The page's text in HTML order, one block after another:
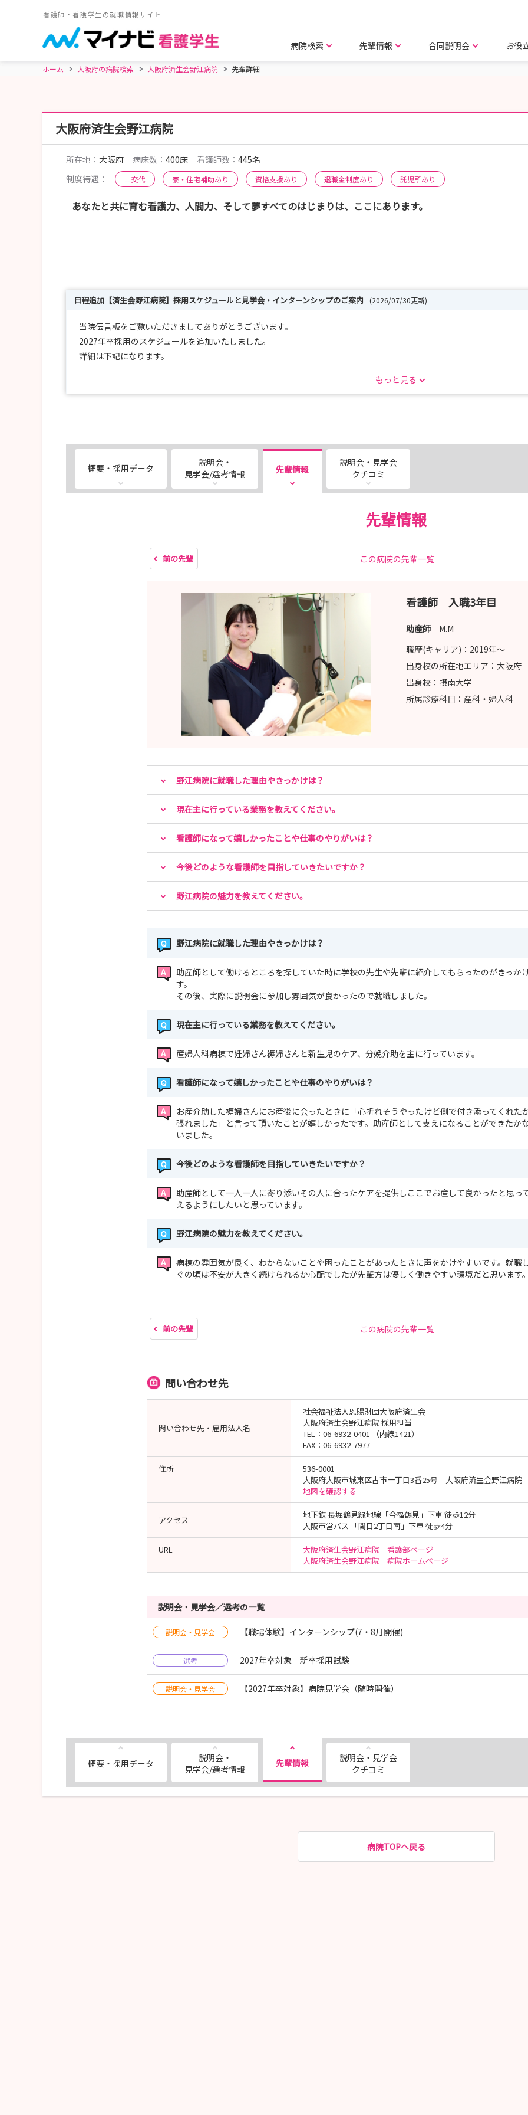
看護師・看護学生の就職情報サイト
病院検索 先輩情報 合同説明会 お役
ホーム 大阪府の病院検索 大阪府済生会野江病院 先輩詳細
大阪府済生会野江病院
所在地： 大阪府 病床数： 400床 看護師数： 445名
制度待遇：
二交代 寮・住宅補助あり 資格支援あり 退職金制度あり 託児所あり
あなたと共に育む看護力、人間力、そして夢すべてのはじまりは、ここにあります。
日程追加【済生会野江病院】採用スケジュールと見学会・インターンシップのご案内 (2026/07/30更新)
当院伝言板をご覧いただきましてありがとうございます。
2027年卒採用のスケジュールを追加いたしました。
詳細は下記になります。
応募締切日：各選考日の前週の水曜日まで
選考方法：個人面接
※当院のホームページよりダウンロードしてご使用ください(A4サイズ2枚)
URL：https://noe.saiseikai.or.jp/data/media/noe_kango/page/nurse/application/rireki_ns.pdf
大阪市城東区古市1丁目3-25
社会福祉法人恩賜財団 大阪府済生会野江病院 総務課 宛
以下は病院見学とインターンシップのご案内になります。
全て以下当院看護部ホームページよりご覧いただけます。
https://noe.saiseikai.or.jp/nurse/index.html
1.平日の午前中で病院見学を随時開催しております。下記フォームよりお申し込みください。
病院見学応募フォーム https://noe.saiseikai.or.jp/nurse/contact.html
2.2028年卒の学生様を対象に、
春のインターンシップ(職場体験)を開催いたします。
日程は以下より半日～2日でご選択ください。
2026年8月17日~8月28日(祝日可)
お申し込みは以下URLのインターンシップお申込みフォームからお願いいたします。
各種お問い合わせも上記フォームより承っております。
もっと見る
概要・採用データ
説明会・
見学会/選考情報
先輩情報
説明会・見学会
クチコミ
先輩情報
前の先輩 この病院の先輩一覧
看護師 入職3年目
助産師 M.M
職歴(キャリア)： 2019年〜
出身校の所在地エリア： 大阪府
出身校： 摂南大学
所属診療科目： 産科・婦人科
野江病院に就職した理由やきっかけは？
現在主に行っている業務を教えてください。
看護師になって嬉しかったことや仕事のやりがいは？
今後どのような看護師を目指していきたいですか？
野江病院の魅力を教えてください。
野江病院に就職した理由やきっかけは？
助産師として働けるところを探していた時に学校の先生や先輩に紹介してもらったのがきっか
す。
その後、実際に説明会に参加し雰囲気が良かったので就職しました。
現在主に行っている業務を教えてください。
産婦人科病棟で妊婦さん褥婦さんと新生児のケア、分娩介助を主に行っています。
看護師になって嬉しかったことや仕事のやりがいは？
お産介助した褥婦さんにお産後に会ったときに「心折れそうやったけど側で付き添ってくれた
張れました」と言って頂いたことが嬉しかったです。助産師として支えになることができたか
いました。
今後どのような看護師を目指していきたいですか？
助産師として一人一人に寄り添いその人に合ったケアを提供しここでお産して良かったと思っ
えるようにしたいと思っています。
野江病院の魅力を教えてください。
病棟の雰囲気が良く、わからないことや困ったことがあったときに声をかけやすいです。就職
ぐの頃は不安が大きく続けられるか心配でしたが先輩方は優しく働きやすい環境だと思います
前の先輩 この病院の先輩一覧
問い合わせ先
問い合わせ先・雇用法人名
社会福祉法人恩賜財団大阪府済生会
大阪府済生会野江病院 採用担当
TEL：06-6932-0401 （内線1421）
FAX：06-6932-7977
住所
536-0001
大阪府大阪市城東区古市一丁目3番25号 大阪府済生会野江病院
地図を確認する
アクセス
地下鉄 長堀鶴見緑地線「今福鶴見」下車 徒歩12分
大阪市営バス 「関目2丁目南」下車 徒歩4分
URL
大阪府済生会野江病院 看護部ページ
大阪府済生会野江病院 病院ホームページ
説明会・見学会／選考の一覧
説明会・見学会 【職場体験】インターンシップ(7・8月開催)
選考 2027年卒対象 新卒採用試験
説明会・見学会 【2027年卒対象】病院見学会（随時開催）
概要・採用データ
説明会・
見学会/選考情報
先輩情報
説明会・見学会
クチコミ
病院TOPへ戻る